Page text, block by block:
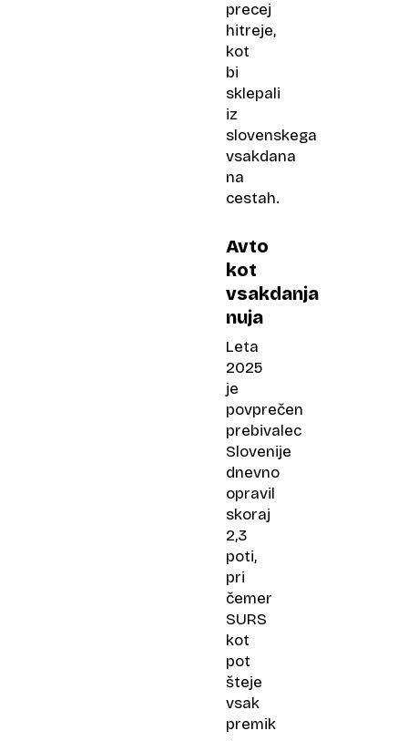
precej
hitreje,
kot
bi
sklepali
iz
slovenskega
vsakdana
na
cestah.
Avto
kot
vsakdanja
nuja
Leta
2025
je
povprečen
prebivalec
Slovenije
dnevno
opravil
skoraj
2,3
poti,
pri
čemer
SURS
kot
pot
šteje
vsak
premik